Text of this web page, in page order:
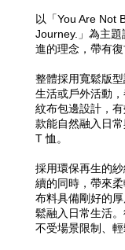
以「You Are Not
Journey.」為主
進的理念，帶有
整體採用寬鬆版
生活或戶外活動，
紋布包邊設計，
款能自然融入日
T 恤。
採用環保再生的
續的同時，帶來
布料具備剛好的
鬆融入日常生活。
不受場景限制、輕